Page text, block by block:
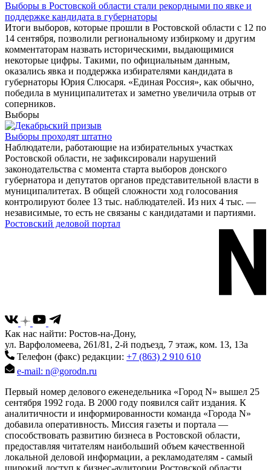
Выборы в Ростовской области стали рекордными по явке и
поддержке кандидата в губернаторы
Итоги выборов, которые прошли в Ростовской области с 12 по
14 сентября, позволили региональному избиркому и другим
комментаторам назвать историческими, выдающимися
некоторые цифры. Такими, по официальным данным,
оказались явка и поддержка избирателями кандидата в
губернаторы Юрия Слюсаря. «Единая Россия», как обычно,
победила в муниципалитетах и заметно увеличила отрыв от
соперников.
Выборы
Выборы проходят штатно
Наблюдатели, работающие на избирательных участках
Ростовской области, не зафиксировали нарушений
законодательства с момента старта выборов донского
губернатора и депутатов органов представительной власти в
муниципалитетах. В общей сложности ход голосования
контролируют более 13 тыс. наблюдателей. Из них 4 тыс. —
независимые, то есть не связаны с кандидатами и партиями.
Ростовский деловой портал
Как нас найти: Ростов-на-Дону,
ул. Варфоломеева, 261/81, 2-й подъезд, 7 этаж, ком. 13, 13а
Телефон (факс) редакции: +7 (863) 2 910 610
e-mail: n@gorodn.ru
Первый номер делового еженедельника «Город N» вышел 25
сентября 1992 года. В 2000 году появился сайт издания. К
аналитичности и информированности команда «Города N»
добавила оперативность. Миссия газеты и портала —
способствовать развитию бизнеса в Ростовской области,
предоставляя читателям наибольший объем качественной
локальной деловой информации, а рекламодателям - самый
широкий доступ к бизнес-аудитории Ростовской области.